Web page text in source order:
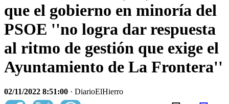
que el gobierno en minoría del
PSOE ''no logra dar respuesta
al ritmo de gestión que exige el
Ayuntamiento de La Frontera''
02/11/2022 8:51:00 · DiarioElHierro